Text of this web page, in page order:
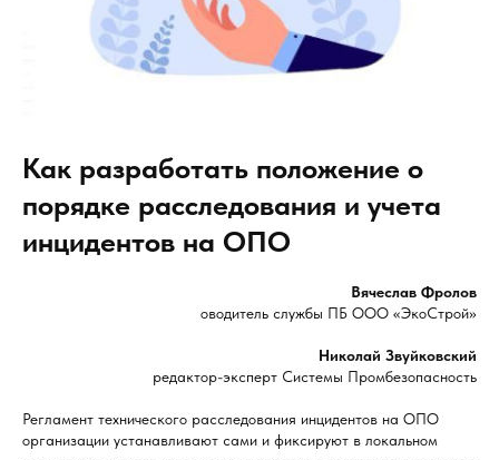
Как разработать положение о
порядке расследования и учета
инцидентов на ОПО
Вячеслав Фролов
оводитель службы ПБ ООО «ЭкоСтрой»
Николай Звуйковский
редактор-эксперт Системы Промбезопасность
Регламент технического расследования инцидентов на ОПО
организации устанавливают сами и фиксируют в локальном